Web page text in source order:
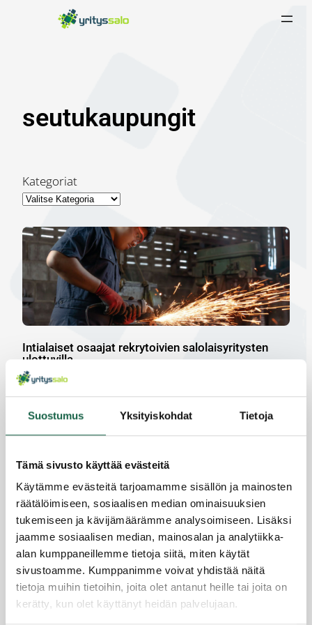
Suostumus Yksityiskohdat Tietoja
Tämä sivusto käyttää evästeitä
Käytämme evästeitä tarjoamamme sisällön ja mainosten
räätälöimiseen, sosiaalisen median ominaisuuksien
tukemiseen ja kävijämäärämme analysoimiseen. Lisäksi
jaamme sosiaalisen median, mainosalan ja analytiikka-
alan kumppaneillemme tietoja siitä, miten käytät
sivustoamme. Kumppanimme voivat yhdistää näitä
tietoja muihin tietoihin, joita olet antanut heille tai joita on
kerätty, kun olet käyttänyt heidän palvelujaan.
seutukaupungit
Kategoriat
Intialaiset osaajat rekrytoivien salolaisyritysten
ulottuvilla
1.3.2023